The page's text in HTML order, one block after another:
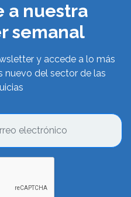
a nuestra
semanal
y accede a lo más
nuevo del sector de las